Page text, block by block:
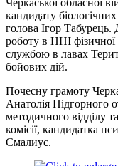
кандидату
голова Ігор
роботу в ННІ фізичної
службою в лавах
бойових дій.
Почесну грамоту
Анатолія Підгорного
методичного відділу
комісії, кандидатка
Смалиус.